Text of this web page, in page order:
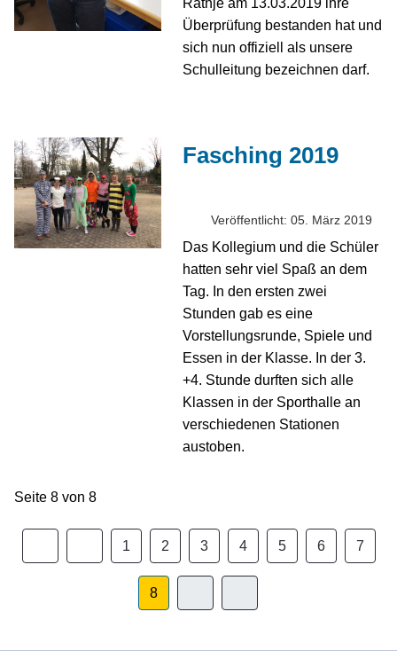
Rathje am 13.03.2019 ihre
Überprüfung bestanden hat und
sich nun offiziell als unsere
Schulleitung bezeichnen darf.
Fasching 2019
Veröffentlicht: 05. März 2019
Das Kollegium und die Schüler
hatten sehr viel Spaß an dem
Tag. In den ersten zwei
Stunden gab es eine
Vorstellungsrunde, Spiele und
Essen in der Klasse. In der 3.
+4. Stunde durften sich alle
Klassen in der Sporthalle an
verschiedenen Stationen
austoben.
Seite 8 von 8
1 2 3 4 5 6 7
8